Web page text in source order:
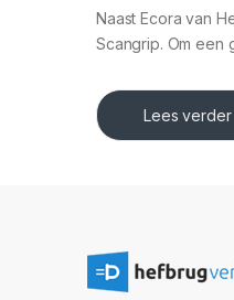
Naast Ecora van
Scangrip. Om een
Lees verder